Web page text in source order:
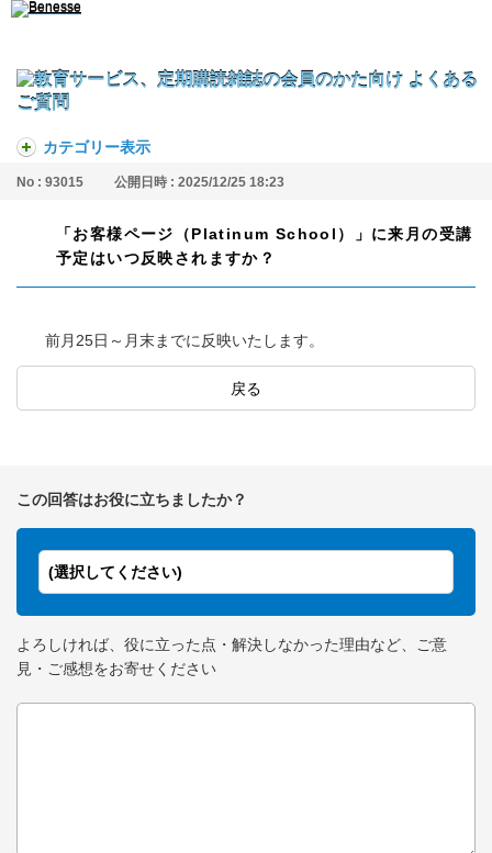
カテゴリー表示
No : 93015 公開日時 : 2025/12/25 18:23
「お客様ページ（Platinum School）」に来月の受講
予定はいつ反映されますか？
前月25日～月末までに反映いたします。
戻る
この回答はお役に立ちましたか？
(選択してください)
よろしければ、役に立った点・解決しなかった理由など、ご意
見・ご感想をお寄せください